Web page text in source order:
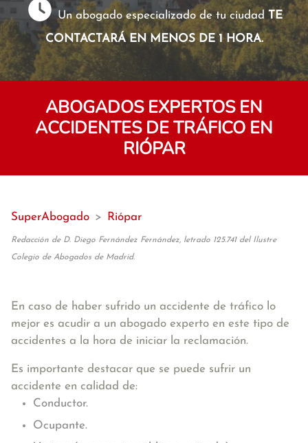
Un abogado especializado de tu ciudad TE
CONTACTARÁ EN MENOS DE 1 HORA.
ABOGADOS EXPERTOS EN
ACCIDENTES DE TRÁFICO EN
RIÓPAR
SuperAbogado > Riópar
Redacción de D. Diego Fernández Fernández, letrado 125.741 del Ilustre
Colegio de Abogados de Madrid.
En caso de haber sufrido un accidente de tráfico lo
mejor es acudir a un abogado experto en este tipo de
accidentes a la hora de iniciar la reclamación.
Es importante destacar que se puede sufrir un
accidente en calidad de:
Conductor.
Ocupante.